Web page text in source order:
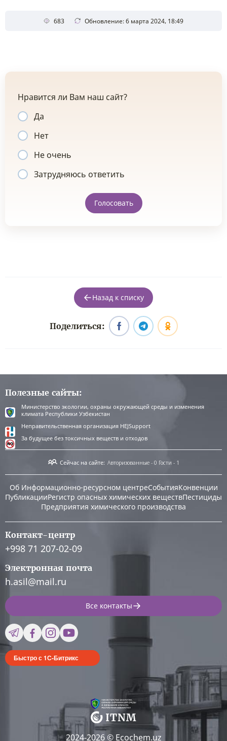
683 Обновление: 6 марта 2024, 18:49
Нравится ли Вам наш сайт?
Да
Нет
Не очень
Затрудняюсь ответить
Голосовать
Назад к списку
Поделиться:
Полезные сайты:
Министерство экологии, охраны окружающей среды и изменения
климата Республики Узбекистан
Неправительственная организация HEJSupport
За будущее без токсичных веществ и отходов
Сейчас на сайте: Авторизованные - 0 Гости - 1
Об Информационно-ресурсном центреСобытияКонвенции
ПубликацииРегистр опасных химических веществПестициды
Предприятия химического производства
Контакт-центр
+998 71 207-02-09
Электронная почта
h.asil@mail.ru
Все контакты
Быстро с 1С-Битрикс